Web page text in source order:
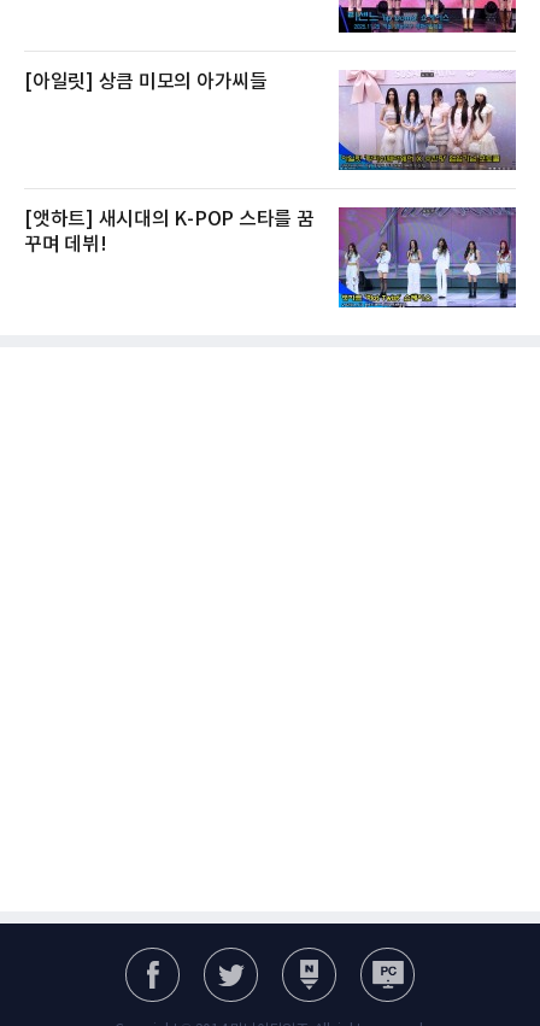
[아일릿] 상큼 미모의 아가씨들
[앳하트] 새시대의 K-POP 스타를 꿈
꾸며 데뷔!